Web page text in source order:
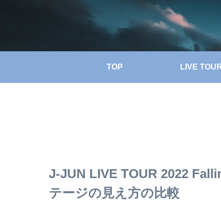
TOP LIVE
J-JUN LIVE TOUR 2022
テージの見え方の比較